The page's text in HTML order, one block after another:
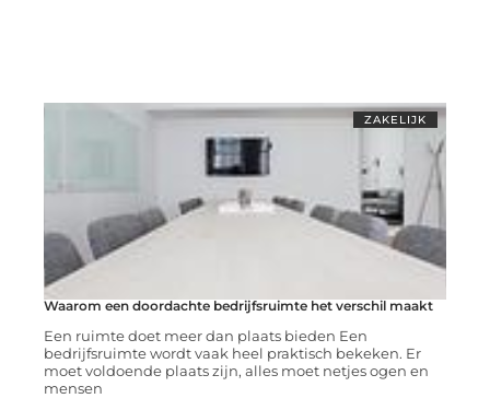
ZAKELIJK
Waarom een doordachte bedrijfsruimte het verschil maakt
Een ruimte doet meer dan plaats bieden Een
bedrijfsruimte wordt vaak heel praktisch bekeken. Er
moet voldoende plaats zijn, alles moet netjes ogen en
mensen